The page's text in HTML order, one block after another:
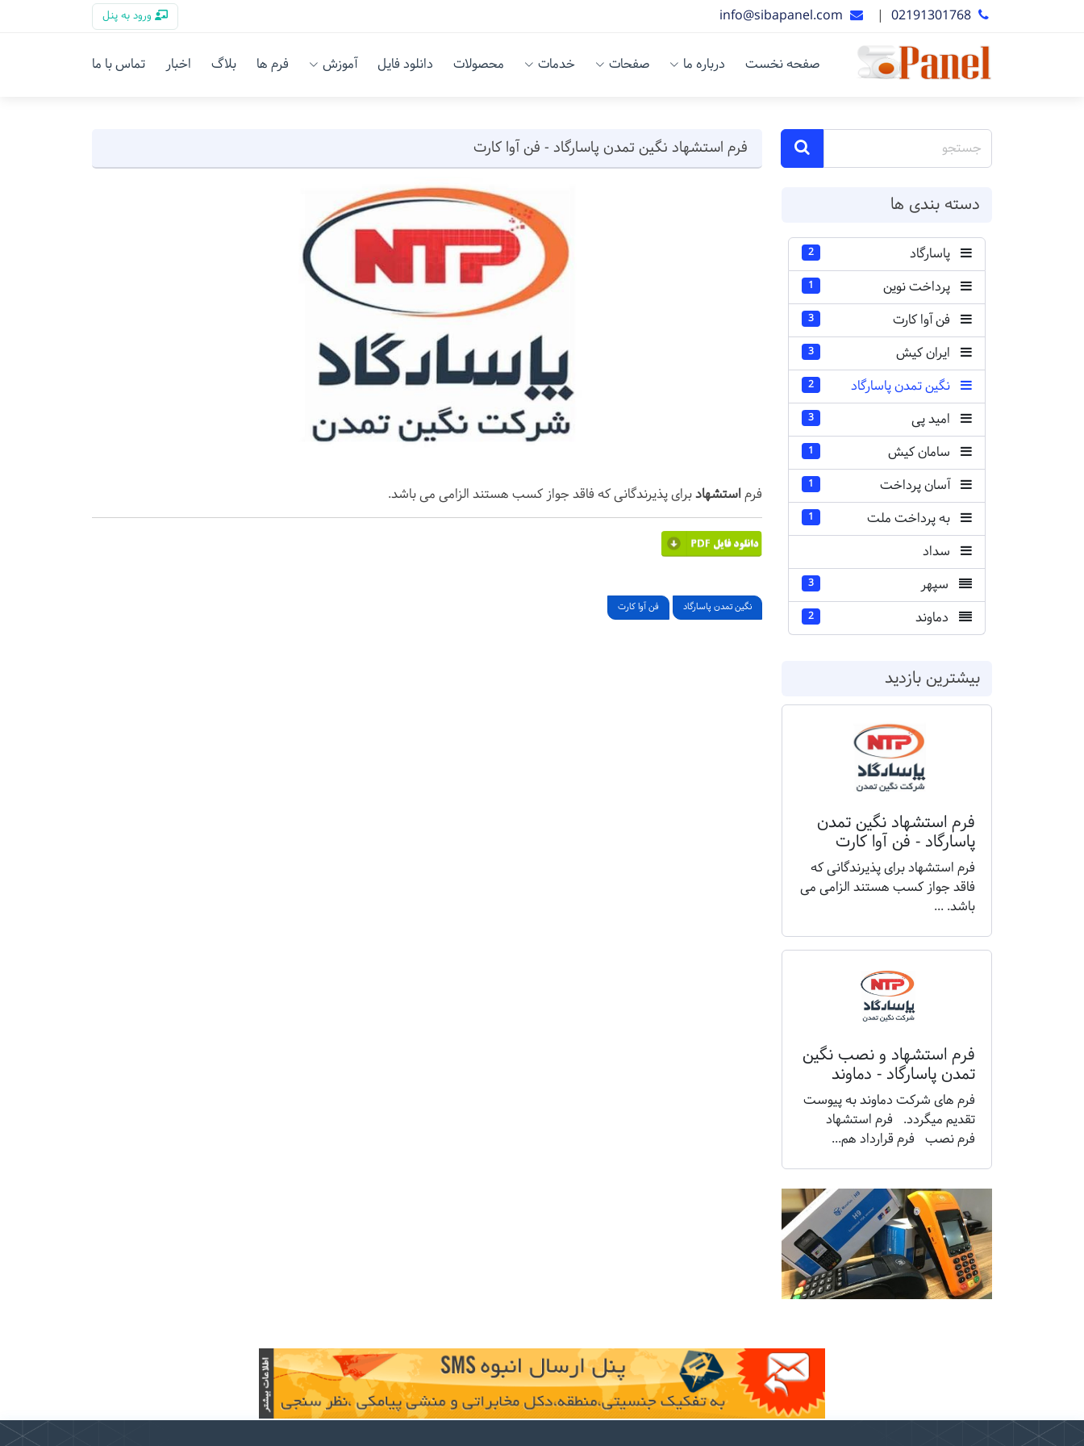
02191301768
|
info@sibapanel.com ورود به پنل
صفحه نخست درباره ما صفحات خدمات محصولات دانلود فایل آموزش فرم ها بلاگ اخبار تماس با ما
دسته بندی ها
پاسارگاد 2
پرداخت نوین 1
فن آوا کارت 3
ایران کیش 3
نگین تمدن پاسارگاد 2
امید پی 3
سامان کیش 1
آسان پرداخت 1
به پرداخت ملت 1
سداد
سپهر
3
دماوند 2
بیشترین بازدید
فرم استشهاد نگین تمدن
پاسارگاد - فن آوا کارت
فرم استشهاد برای پذیرندگانی که
فاقد جواز کسب هستند الزامی می
باشد. ...
فرم استشهاد و نصب نگین
تمدن پاسارگاد - دماوند
فرم های شرکت دماوند به پیوست
تقدیم میگردد. فرم استشهاد
فرم نصب فرم قرارداد هم...
فرم استشهاد نگین تمدن پاسارگاد - فن آوا کارت
فرماستشهادبرای پذیرندگانی که فاقد جواز کسب هستند الزامی می باشد.
نگین تمدن پاسارگاد فن آوا کارت